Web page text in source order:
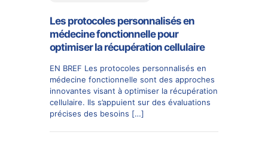
Les protocoles personnalisés en
médecine fonctionnelle pour
optimiser la récupération cellulaire
EN BREF Les protocoles personnalisés en
médecine fonctionnelle sont des approches
innovantes visant à optimiser la récupération
cellulaire. Ils s’appuient sur des évaluations
précises des besoins […]